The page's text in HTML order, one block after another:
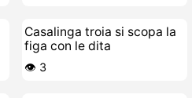
Casalinga troia si scopa la
figa con le dita
👁️ 3